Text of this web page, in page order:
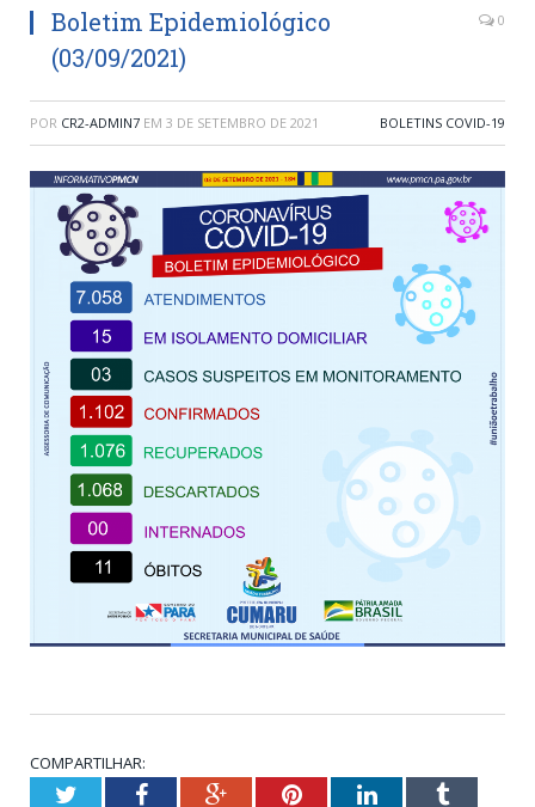
Boletim Epidemiológico
(03/09/2021)
0
POR CR2-ADMIN7 EM 3 DE SETEMBRO DE 2021 BOLETINS COVID-19
COMPARTILHAR:
TwitterFacebookGoogle+PinterestLinkedInTumblr